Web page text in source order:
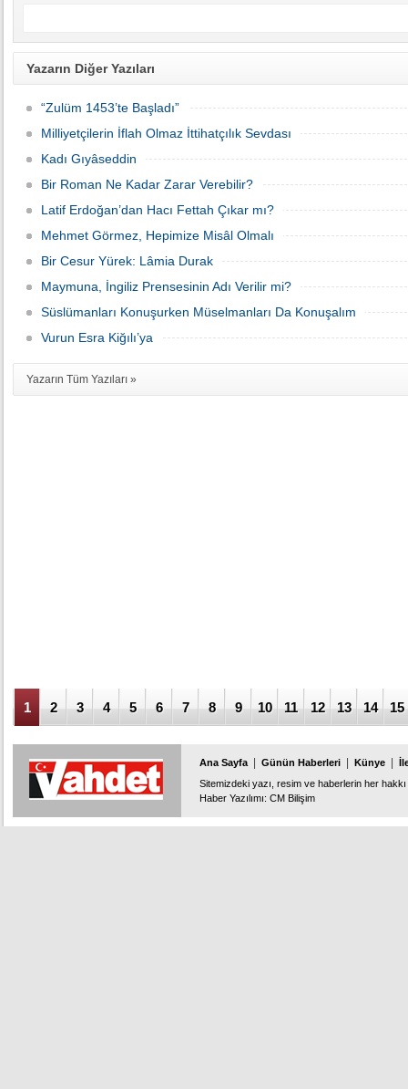
Yazarın Diğer Yazıları
“Zulüm 1453’te Başladı”
Milliyetçilerin İflah Olmaz İttihatçılık Sevdası
Kadı Gıyâseddin
Bir Ro­man Ne Ka­dar Za­rar Ve­re­bi­lir?
Latif Erdoğan’dan Hacı Fettah Çıkar mı?
Mehmet Görmez, Hepimize Misâl Olmalı
Bir Cesur Yürek: Lâmia Durak
Maymuna, İngiliz Prensesinin Adı Verilir mi?
Süslümanları Konuşurken Müselmanları Da Konuşalım
Vurun Esra Kiğılı’ya
Yazarın Tüm Yazıları »
1 2 3 4 5 6 7 8 9 10 11 12 13 14 15
Ana Sayfa Günün Haberleri Künye
Sitemizdeki yazı, resim ve haberlerin her
Haber Yazılımı: CM Bilişim